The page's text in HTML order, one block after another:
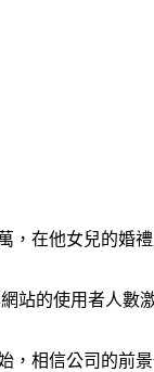
，在他女兒的
網站的使用者人
，相信公司的前